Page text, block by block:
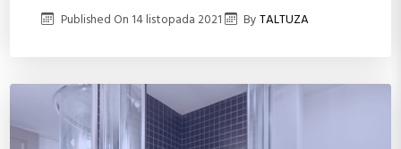
Published On 14 listopada 2021 ByTALTUZA